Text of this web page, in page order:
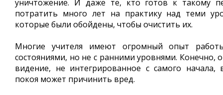
уничтожение. И даже те, кто готов к такому
потратить много лет на практику над теми
которые были обойдены, чтобы очистить их.
Многие учителя имеют огромный опыт
состояниями, но не с ранними уровнями. Конечно,
видение, не интегрированное с самого начала,
покоя может причинить вред.